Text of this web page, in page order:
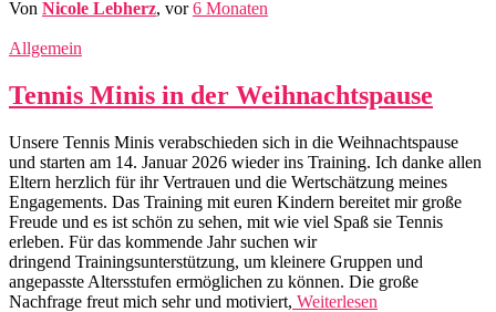
Von Nicole Lebherz, vor6 Monaten
Allgemein
Tennis Minis in der Weihnachtspause
Unsere Tennis Minis verabschieden sich in die Weihnachtspause
und starten am 14. Januar 2026 wieder ins Training. Ich danke allen
Eltern herzlich für ihr Vertrauen und die Wertschätzung meines
Engagements. Das Training mit euren Kindern bereitet mir große
Freude und es ist schön zu sehen, mit wie viel Spaß sie Tennis
erleben. Für das kommende Jahr suchen wir
dringend Trainingsunterstützung, um kleinere Gruppen und
angepasste Altersstufen ermöglichen zu können. Die große
Nachfrage freut mich sehr und motiviert, Weiterlesen